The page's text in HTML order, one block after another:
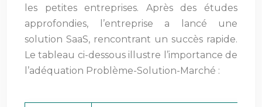
les petites entreprises. Après des études
approfondies, l’entreprise a lancé une
solution SaaS, rencontrant un succès rapide.
Le tableau ci-dessous illustre l’importance de
l’adéquation Problème-Solution-Marché :